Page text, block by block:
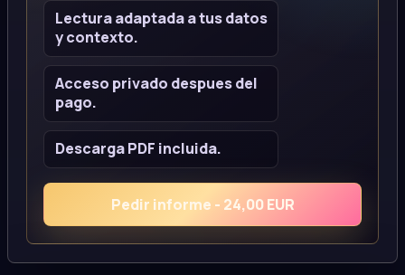
Lectura adaptada a tus datos
y contexto.
Acceso privado despues del
pago.
Descarga PDF incluida.
Pedir informe - 24,00 EUR